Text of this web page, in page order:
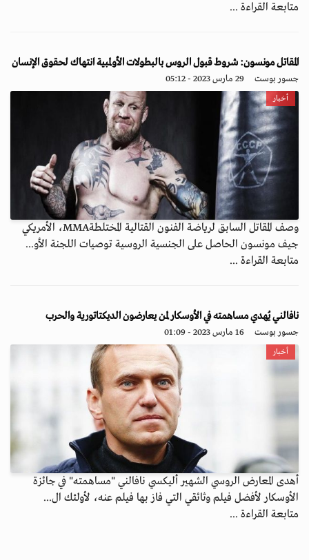
متابعة القراءة ...
المقاتل مونسون: شروط قبول الروس بالبطولات الأولمبية انتهاك لحقوق الإنسان
جسور بوست 29 مارس 2023 - 05:12
أخبار
وصف المقاتل السابق لرياضة الفنون القتالية المختلطةMMA، الأمريكي
جيف مونسون الحاصل على الجنسية الروسية توصيات اللجنة الأو...
متابعة القراءة ...
نافالني يُهدي مساهمته في الأوسكار لمن يعارضون الديكتاتورية والحرب
جسور بوست 16 مارس 2023 - 01:09
أخبار
أهدى المعارض الروسي الشهير أليكسي نافالني "مساهمته" في جائزة
الأوسكار لأفضل فيلم وثائقي التي فاز بها فيلم عنه، لأولئك ال...
متابعة القراءة ...